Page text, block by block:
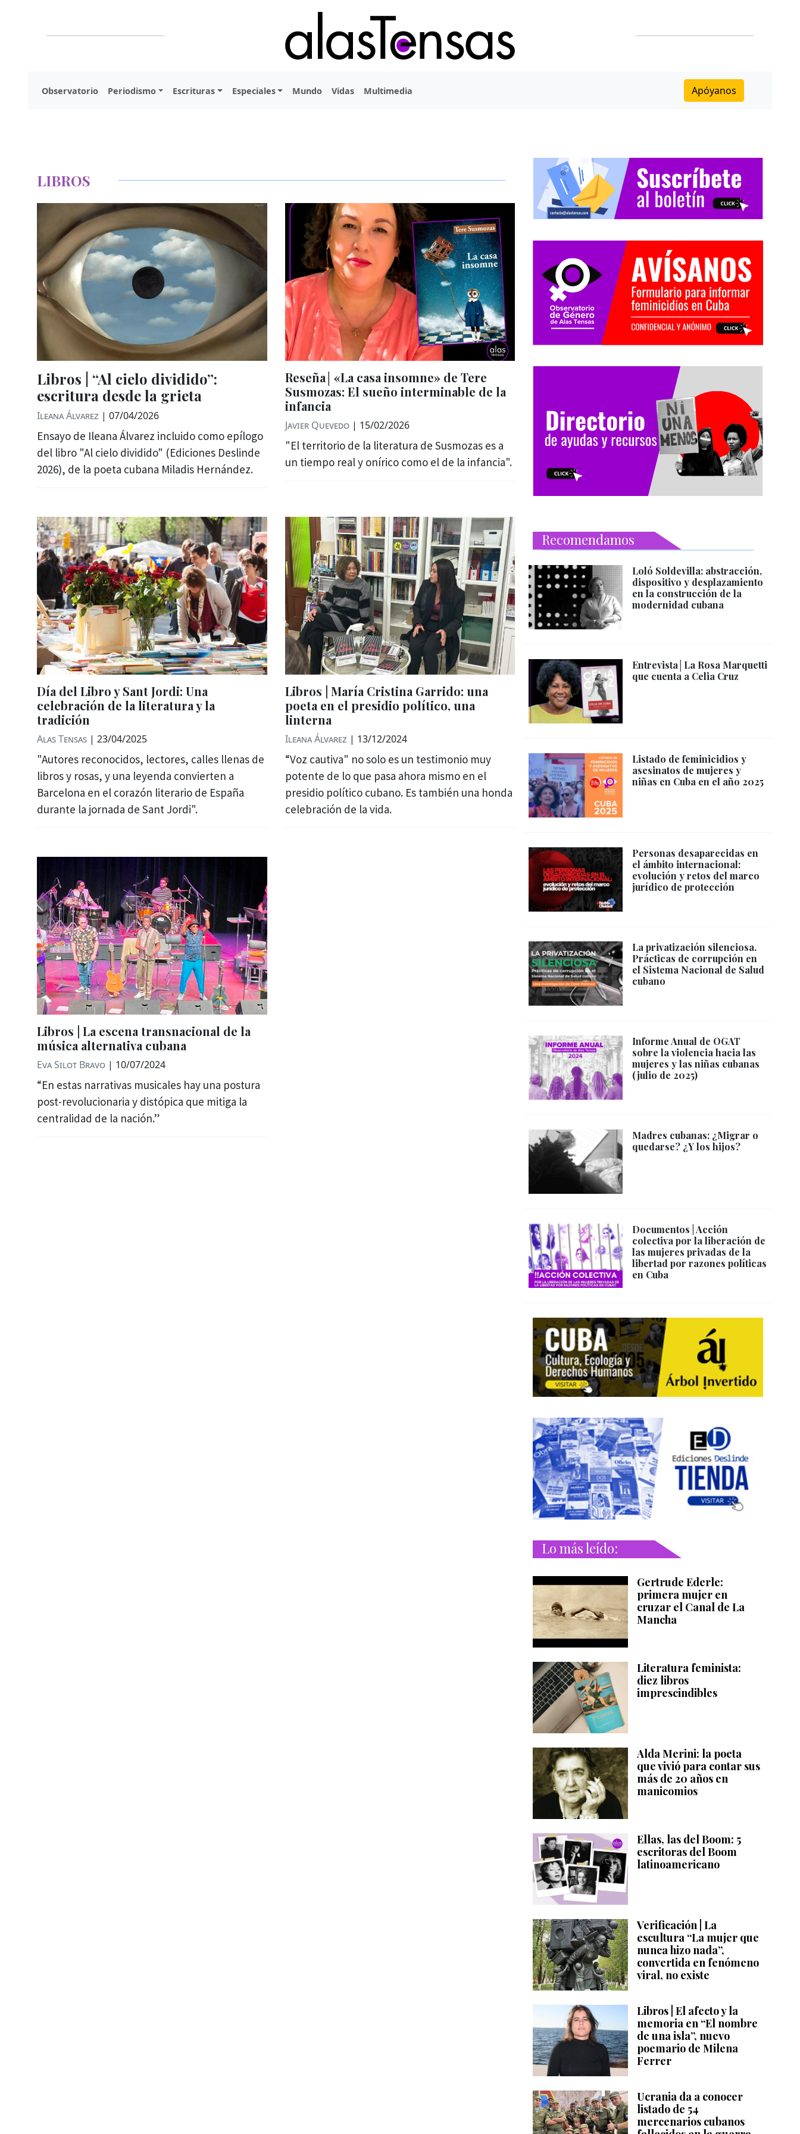
Observatorio Periodismo Escrituras Especiales Mundo Vidas Multimedia Apóyanos
LIBROS
Libros | “Al cielo dividido”:
escritura desde la grieta
Ileana Álvarez | 07/04/2026
Ensayo de Ileana Álvarez incluido como epílogo
del libro "Al cielo dividido" (Ediciones Deslinde
2026), de la poeta cubana Miladis Hernández.
Reseña│«La casa insomne» de Tere
Susmozas: El sueño interminable de la
infancia
Javier Quevedo | 15/02/2026
"El territorio de la literatura de Susmozas es a
un tiempo real y onírico como el de la infancia".
Día del Libro y Sant Jordi: Una
celebración de la literatura y la
tradición
Alas Tensas | 23/04/2025
"Autores reconocidos, lectores, calles llenas de
libros y rosas, y una leyenda convierten a
Barcelona en el corazón literario de España
durante la jornada de Sant Jordi".
Libros | María Cristina Garrido: una
poeta en el presidio político, una
linterna
Ileana Álvarez | 13/12/2024
“Voz cautiva" no solo es un testimonio muy
potente de lo que pasa ahora mismo en el
presidio político cubano. Es también una honda
celebración de la vida.
Libros | La escena transnacional de la
música alternativa cubana
Eva Silot Bravo | 10/07/2024
“En estas narrativas musicales hay una postura
post-revolucionaria y distópica que mitiga la
centralidad de la nación.”
Recomendamos
Loló Soldevilla: abstracción,
dispositivo y desplazamiento
en la construcción de la
modernidad cubana
Entrevista│La Rosa Marquetti
que cuenta a Celia Cruz
Listado de feminicidios y
asesinatos de mujeres y
niñas en Cuba en el año 2025
Personas desaparecidas en
el ámbito internacional:
evolución y retos del marco
jurídico de protección
La privatización silenciosa.
Prácticas de corrupción en
el Sistema Nacional de Salud
cubano
Informe Anual de OGAT
sobre la violencia hacia las
mujeres y las niñas cubanas
(julio de 2025)
Madres cubanas: ¿Migrar o
quedarse? ¿Y los hijos?
Documentos | Acción
colectiva por la liberación de
las mujeres privadas de la
libertad por razones políticas
en Cuba
Lo más leído:
Gertrude Ederle:
primera mujer en
cruzar el Canal de La
Mancha
Literatura feminista:
diez libros
imprescindibles
Alda Merini: la poeta
que vivió para contar sus
más de 20 años en
manicomios
Ellas, las del Boom: 5
escritoras del Boom
latinoamericano
Verificación | La
escultura “La mujer que
nunca hizo nada”,
convertida en fenómeno
viral, no existe
Libros | El afecto y la
memoria en “El nombre
de una isla”, nuevo
poemario de Milena
Ferrer
Ucrania da a conocer
listado de 54
mercenarios cubanos